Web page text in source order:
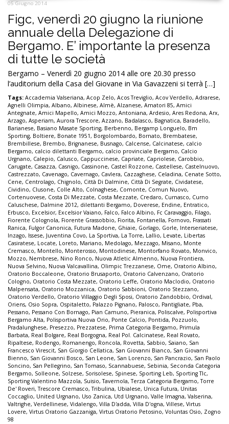
05 Giugno 2014
Figc, venerdì 20 giugno la riunione
annuale della Delegazione di
Bergamo. E’ importante la presenza
di tutte le società
Bergamo – Venerdì 20 giugno 2014 alle ore 20.30 presso
l’auditorium della Casa del Giovane in Via Gavazzeni si terrà […]
Tags: Accademia Valseriana, Acop Zelo, Acos Treviglio, Acov Verdello, Adrarese,
Agnelli Olimpia, Albano, Albinese, Almè, Alzanese, Amatori 85, Amici
Antegnate, Amici Mapello, Amici Mozzo, Antoniana, Ardesio, Ares Redona, Arx,
Arzago, Asperiam, Aurora Trescore, Azzano, Badalasco, Bagnatica, Baradello,
Barianese, Basiano Masate Sporting, Berbenno, Bergamp Longuelo, Bm
Sporting, Boltiere, Bonate 1951, Borgolombardo, Bornato, Brembatese,
Brembillese, Brembo, Brignanese, Busnago, Calcense, Calcinatese, calcio
Bergamo, calcio dilettanti Bergamo, calcio provinciale Bergamo, Calcio
Urgnano, Calepio, Calusco, Cappuccinese, Capriate, Capriolese, Carobbio,
Carugate, Casazza, Casnigo, Cassinone, Castel Rozzone, Castellese, Castelnuovo,
Castrezzato, Cavenago, Cavernago, Cavlera, Cazzaghese, Celadina, Cenate Sotto,
Cene, Centrolago, Chignolo, Città Di Dalmine, Città Di Segrate, Cividatese,
Cividino, Clusone, Colle Alto, Colnaghese, Comonte, Comun Nuovo,
Cortenuovese, Costa Di Mezzate, Costa Mezzate, Credaro, Curnasco, Curno
Caluschese, Dalmine 2012, dilettanti Bergamo, Doverese, Endine, Entratico,
Erbusco, Excelsior, Excelsior Vaiano, Falco, Falco Albino, Fc Caravaggio, Filago,
Fiorente Colognola, Fiorente Grassobbio, Fiorita, Fontanella, Fornovo, Frassati
Ranica, Fulgor Canonica, Futura Madone, Ghiaie, Gorlago, Gorle, Interseriatese,
Inzago, Issese, Juventina Covo, La Sportiva, La Torre, Lallio, Levate, Libertas
Casiratese, Locate, Loreto, Mariano, Medolago, Mezzago, Misano, Monte
Cremasco, Montello, Monterosso, Montodinese, Montorfano Rovato, Monvico,
Mozzo, Nembrese, Nino Ronco, Nuova Atletic Almenno, Nuova Frontiera,
Nuova Selvino, Nuova Valcavallina, Olimpic Trezzanese, Ome, Oratorio Albino,
Oratorio Boccaleone, Oratorio Brusaporto, Oratorio Calvenzano, Oratorio
Cologno, Oratorio Costa Mezzate, Oratorio Leffe, Oratorio Maclodio, Oratorio
Malpensata, Oratorio Mozzanica, Oratorio Sabbioni, Oratorio Stezzano,
Oratorio Verdello, Oratorio Villaggio Degli Sposi, Oratorio Zandobbio, Ordival,
Oriens, Osio Sopra, Ospitaletto, Palazzo Pignano, Palosco, Pantigliate, Pba,
Pessano, Pessano Con Bornago, Pian Camuno, Pieranica, Poliscalve, Polisportiva
Bergamo Alta, Polisportiva Nuova Orio, Ponte Calcio, Pontida, Pozzuolo,
Pradalunghese, Presezzo, Prezzatese, Prima Categoria Bergamo, Primula
Barbata, Real Bolgare, Real Borgogna, Real Pol. Calcinatese, Real Rovato,
Ripaltese, Rodengo, Romanengo, Roncola, Rovetta, Sabbio, Saiano, San
Francesco Virescit, San Giorgio Cellatica, San Giovanni Bianco, San Giovanni
Bienno, San Giovanni Bosco, San Leone, San Lorenzo, San Pancrazio, San Paolo
Soncino, San Pellegrino, San Tomaso, Scannabuese, Sebinia, Seconda Categoria
Bergamo, Solleone, Solzese, Sorisolese, Spinese, Sporting Leb, Sporting Tlc,
Sporting Valentino Mazzola, Suisio,Tavernola,Terza Categoria Bergamo,Torre
De' Roveri,Trescore Cremasco,Tribulina, Ubialese, Unica Futura, Unitas
Coccaglio, United Urgnano, Uso Zanica, Utd Urgnano, Valle Imagna, Valserina,
Valtrighe, Verdellinese, Vidalengo, Villa D'adda, Villa D'ogna, Villese, Virtus
Lovere, Virtus Oratorio Gazzaniga, Virtus Oratorio Petosino, Voluntas Osio, Zogno
98